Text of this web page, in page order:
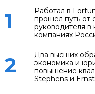
1
Работал в
прошел путь от
руководителя в
компаниях
2
Два высших
экономика и
повышение
Stephens и